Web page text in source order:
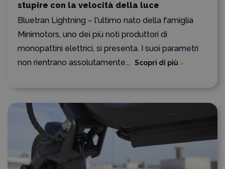
stupire con la velocità della luce
Bluetran Lightning – l'ultimo nato della famiglia
Minimotors, uno dei più noti produttori di
monopattini elettrici, si presenta. I suoi parametri
non rientrano assolutamente...
Scopri di più